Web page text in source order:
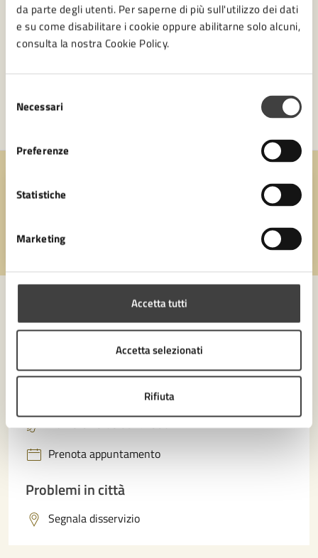
da parte degli utenti. Per saperne di più sull'utilizzo dei dati
e su come disabilitare i cookie oppure abilitarne solo alcuni,
consulta la nostra Cookie Policy.
delNecessari
Preferenze
Statistiche
Marketing
Accetta tutti
Accetta selezionati
Rifiuta
Quanto sono chiare le informazioni su questa
pagina?
Contatta il comune
Numero verde 0547-356111
Prenota appuntamento
Problemi in città
Segnala disservizio